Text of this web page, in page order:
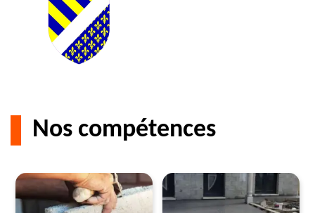
Nos compétences